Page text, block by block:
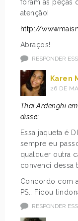
foram as peças
atenção!
http://
Abraços!
RESPONDER
Karen
26 DE
Thai Ardenghi
disse:
Essa jaqueta é
sempre eu
qualquer outra
convenci dessa
Concordo com
PS.: Ficou
RESPONDER